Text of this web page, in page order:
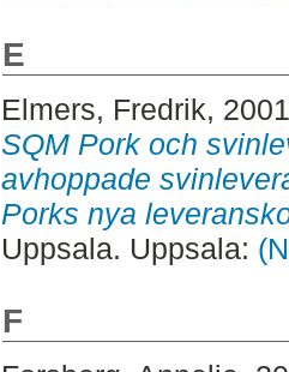
E
Elmers, Fredrik,
SQM Pork och
avhoppade
Porks nya
Uppsala. Uppsala:
F